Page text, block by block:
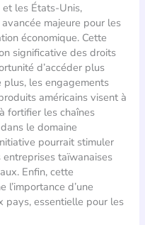
et les États-Unis,
majeure pour les
économique. Cette
significative des droits
d’accéder plus
plus, les engagements
américains visent à
fortifier les chaînes
le domaine
pourrait stimuler
taïwanaises
Enfin, cette
d’une
pays, essentielle pour les